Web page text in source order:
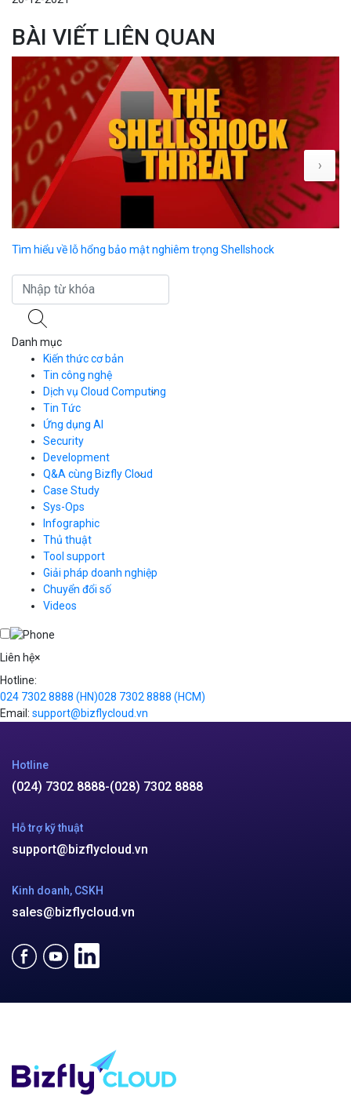
BÀI VIẾT LIÊN QUAN
Tìm hiểu về lỗ hổng bảo mật nghiêm trọng Shellshock
›
Danh mục
Kiến thức cơ bản
Tin công nghệ
Dịch vụ Cloud Computing
Cloud Server
CDN
Load Balancer
Auto Scaling
Container Registry
Kubernetes
Cloud Database
Call Center
Business Email
Simple Storage
VOD
VPN
Traffic Manager
Cloud VPS
Videos
Tin Tức
Ứng dụng AI
Security
Development
Q&A cùng Bizfly Cloud
Q&A về Bizfly Cloud Server
Thao tác kết nối tới server
Videos
Q&A về Bizfly Business Email
Videos
Case Study
Sys-Ops
Infographic
Thủ thuật
Tool support
Giải pháp doanh nghiệp
Chuyển đổi số
Videos
Liên hệ×
Hotline:
024 7302 8888 (HN)028 7302 8888 (HCM)
Email: support@bizflycloud.vn
Hotline
(024) 7302 8888-(028) 7302 8888
Hỗ trợ kỹ thuật
support@bizflycloud.vn
Kinh doanh, CSKH
sales@bizflycloud.vn